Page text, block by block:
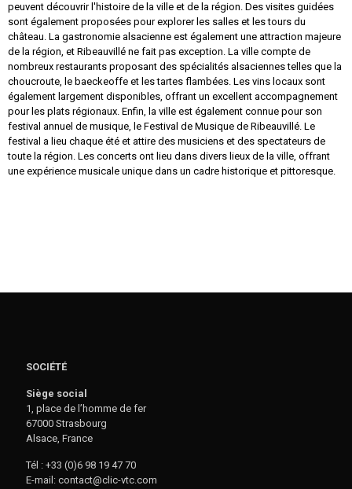
peuvent découvrir l'histoire de la ville et de la région. Des visites guidées
sont également proposées pour explorer les salles et les tours du
château. La gastronomie alsacienne est également une attraction majeure
de la région, et Ribeauvillé ne fait pas exception. La ville compte de
nombreux restaurants proposant des spécialités alsaciennes telles que la
choucroute, le baeckeoffe et les tartes flambées. Les vins locaux sont
également largement disponibles, offrant un excellent accompagnement
pour les plats régionaux. Enfin, la ville est également connue pour son
festival annuel de musique, le Festival de Musique de Ribeauvillé. Le
festival a lieu chaque été et attire des musiciens et des spectateurs de
toute la région. Les concerts ont lieu dans divers lieux de la ville, offrant
une expérience musicale unique dans un cadre historique et pittoresque.
SOCIÉTÉ
Siège social
1, place de l’homme de fer
67000 Strasbourg
Alsace, France
Tél : +33 (0)6 98 19 47 70
E-mail: contact@clic-vtc.com